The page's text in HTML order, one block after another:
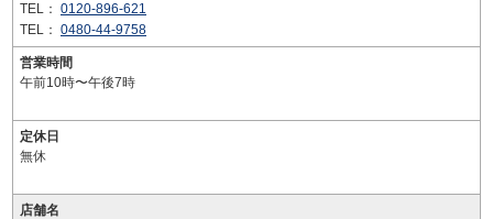
TEL： 0120-896-621
TEL： 0480-44-9758
営業時間
午前10時〜午後7時
定休日
無休
店舗名